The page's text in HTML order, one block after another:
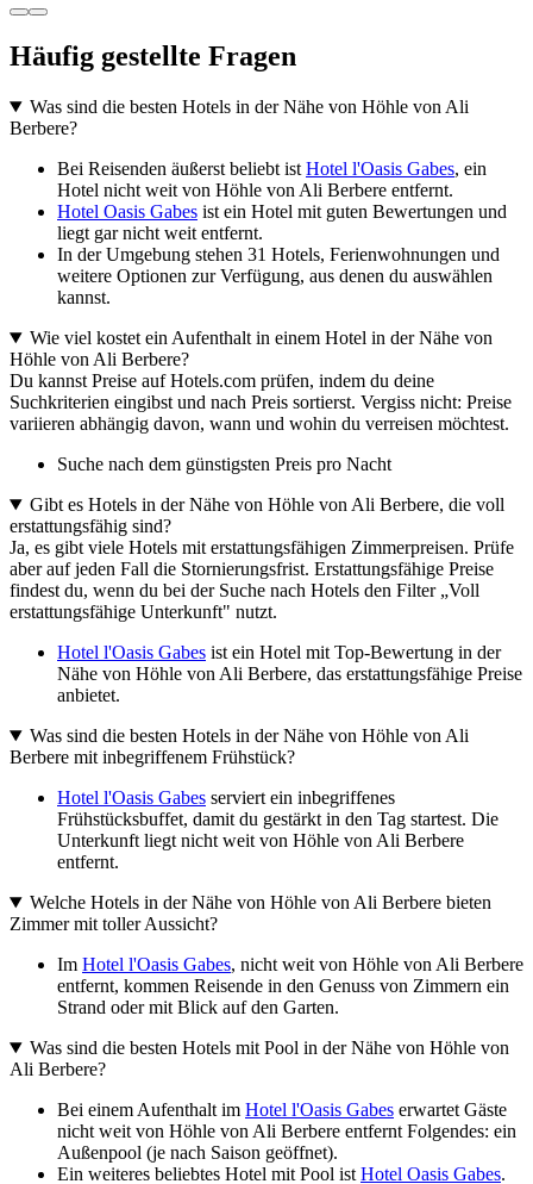
Häufig gestellte Fragen
Was sind die besten Hotels in der Nähe von Höhle von Ali
Berbere?
Bei Reisenden äußerst beliebt ist Hotel l'Oasis Gabes, ein
Hotel nicht weit von Höhle von Ali Berbere entfernt.
Hotel Oasis Gabes ist ein Hotel mit guten Bewertungen und
liegt gar nicht weit entfernt.
In der Umgebung stehen 31 Hotels, Ferienwohnungen und
weitere Optionen zur Verfügung, aus denen du auswählen
kannst.
Wie viel kostet ein Aufenthalt in einem Hotel in der Nähe von
Höhle von Ali Berbere?
Du kannst Preise auf Hotels.com prüfen, indem du deine
Suchkriterien eingibst und nach Preis sortierst. Vergiss nicht: Preise
variieren abhängig davon, wann und wohin du verreisen möchtest.
Suche nach dem günstigsten Preis pro Nacht
Gibt es Hotels in der Nähe von Höhle von Ali Berbere, die voll
erstattungsfähig sind?
Ja, es gibt viele Hotels mit erstattungsfähigen Zimmerpreisen. Prüfe
aber auf jeden Fall die Stornierungsfrist. Erstattungsfähige Preise
findest du, wenn du bei der Suche nach Hotels den Filter „Voll
erstattungsfähige Unterkunft" nutzt.
Hotel l'Oasis Gabes ist ein Hotel mit Top-Bewertung in der
Nähe von Höhle von Ali Berbere, das erstattungsfähige Preise
anbietet.
Was sind die besten Hotels in der Nähe von Höhle von Ali
Berbere mit inbegriffenem Frühstück?
Hotel l'Oasis Gabes serviert ein inbegriffenes
Frühstücksbuffet, damit du gestärkt in den Tag startest. Die
Unterkunft liegt nicht weit von Höhle von Ali Berbere
entfernt.
Welche Hotels in der Nähe von Höhle von Ali Berbere bieten
Zimmer mit toller Aussicht?
Im Hotel l'Oasis Gabes, nicht weit von Höhle von Ali Berbere
entfernt, kommen Reisende in den Genuss von Zimmern ein
Strand oder mit Blick auf den Garten.
Was sind die besten Hotels mit Pool in der Nähe von Höhle von
Ali Berbere?
Bei einem Aufenthalt im Hotel l'Oasis Gabes erwartet Gäste
nicht weit von Höhle von Ali Berbere entfernt Folgendes: ein
Außenpool (je nach Saison geöffnet).
Ein weiteres beliebtes Hotel mit Pool ist Hotel Oasis Gabes.